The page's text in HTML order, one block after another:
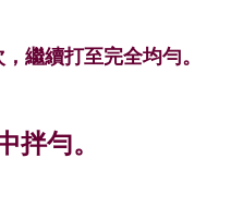
繼續打至完全均勻。
拌勻。